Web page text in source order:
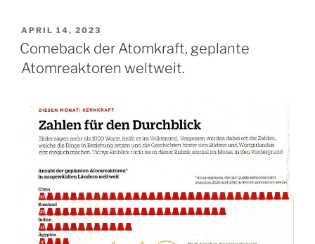
VERÖFFENTLICHT
AM
APRIL 14, 2023
Comeback der Atomkraft, geplante
Atomreaktoren weltweit.